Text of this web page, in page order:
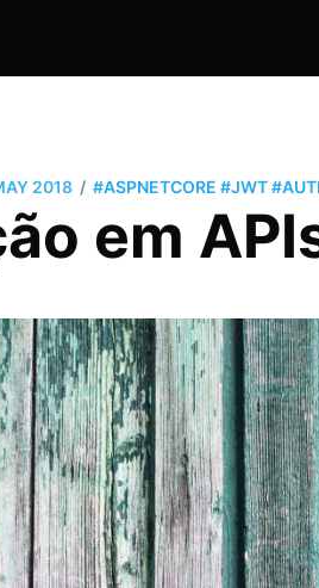
2018 / #ASPNETCORE #JWT
em